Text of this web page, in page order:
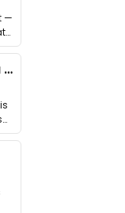
—
What I learned building a queer vegan travel brand